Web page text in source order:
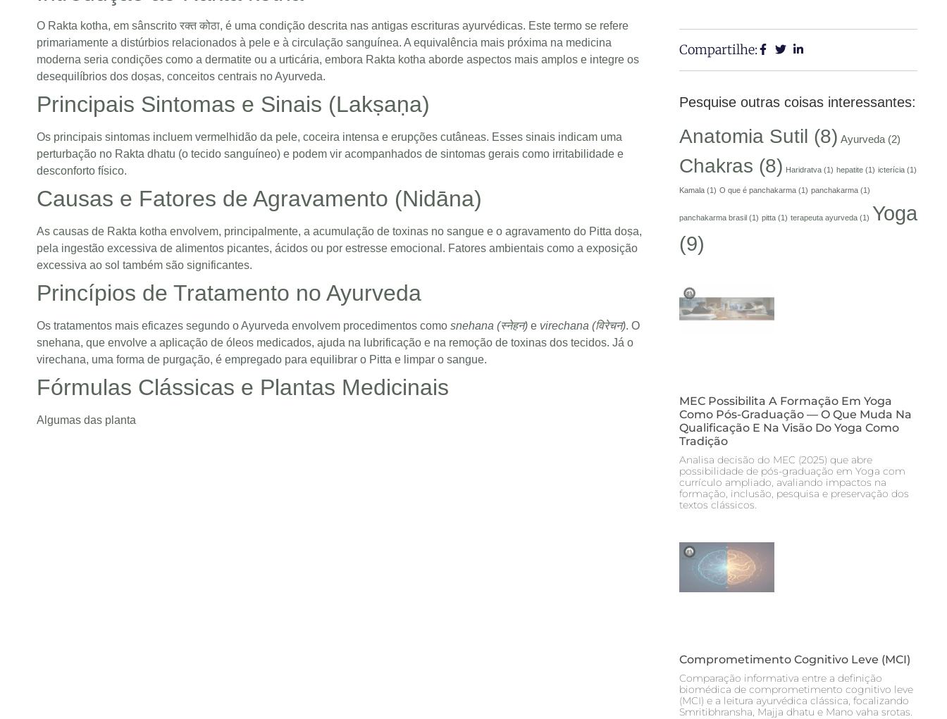
O Rakta kotha, em sânscrito रक्त कोठा, é uma condição descrita nas antigas escrituras ayurvédicas. Este termo se refere
primariamente a distúrbios relacionados à pele e à circulação sanguínea. A equivalência mais próxima na medicina
moderna seria condições como a dermatite ou a urticária, embora Rakta kotha aborde aspectos mais amplos e integre os
desequilíbrios dos doṣas, conceitos centrais no Ayurveda.
Principais Sintomas e Sinais (Lakṣaṇa)
Os principais sintomas incluem vermelhidão da pele, coceira intensa e erupções cutâneas. Esses sinais indicam uma
perturbação no Rakta dhatu (o tecido sanguíneo) e podem vir acompanhados de sintomas gerais como irritabilidade e
desconforto físico.
Causas e Fatores de Agravamento (Nidāna)
As causas de Rakta kotha envolvem, principalmente, a acumulação de toxinas no sangue e o agravamento do Pitta doṣa,
pela ingestão excessiva de alimentos picantes, ácidos ou por estresse emocional. Fatores ambientais como a exposição
excessiva ao sol também são significantes.
Princípios de Tratamento no Ayurveda
Os tratamentos mais eficazes segundo o Ayurveda envolvem procedimentos como snehana (स्नेहन) e virechana (विरेचन). O
snehana, que envolve a aplicação de óleos medicados, ajuda na lubrificação e na remoção de toxinas dos tecidos. Já o
virechana, uma forma de purgação, é empregado para equilibrar o Pitta e limpar o sangue.
Fórmulas Clássicas e Plantas Medicinais
Algumas das planta
Compartilhe:
Pesquise outras coisas interessantes:
Anatomia Sutil (8) Ayurveda(2)
Chakras (8) Haridratva(1) hepatite(1) icterícia(1)
Kamala(1) O que é panchakarma(1) panchakarma(1)
panchakarma brasil(1) pitta(1) terapeuta ayurveda(1) Yoga
(9)
MEC Possibilita A Formação Em Yoga
Como Pós-Graduação — O Que Muda Na
Qualificação E Na Visão Do Yoga Como
Tradição
Analisa decisão do MEC (2025) que abre
possibilidade de pós-graduação em Yoga com
currículo ampliado, avaliando impactos na
formação, inclusão, pesquisa e preservação dos
textos clássicos.
Comprometimento Cognitivo Leve (MCI)
Comparação informativa entre a definição
biomédica de comprometimento cognitivo leve
(MCI) e a leitura ayurvédica clássica, focalizando
Smritibhransha, Majja dhatu e Mano vaha srotas.